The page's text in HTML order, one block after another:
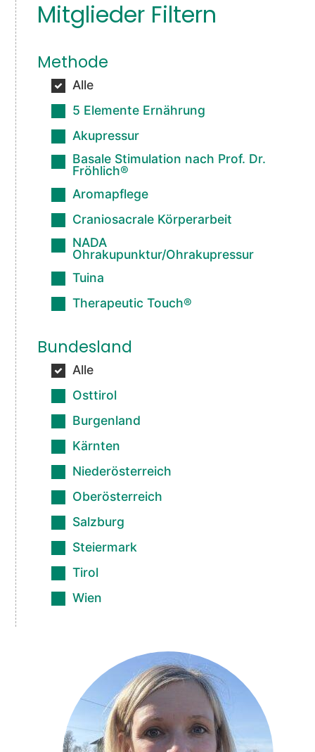
Mitglieder Filtern
Methode
Alle
5 Elemente Ernährung
Akupressur
Basale Stimulation nach Prof. Dr.
Fröhlich®
Aromapflege
Craniosacrale Körperarbeit
NADA
Ohrakupunktur/Ohrakupressur
Tuina
Therapeutic Touch®
Bundesland
Alle
Osttirol
Burgenland
Kärnten
Niederösterreich
Oberösterreich
Salzburg
Steiermark
Tirol
Wien